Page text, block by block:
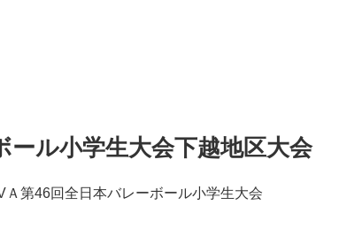
ール小学生大会下越地区大会
Ａ第46回全日本バレーボール小学生大会